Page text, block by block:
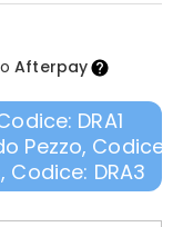
oAfterpay
DRA1
Pezzo, Codice:
DRA3